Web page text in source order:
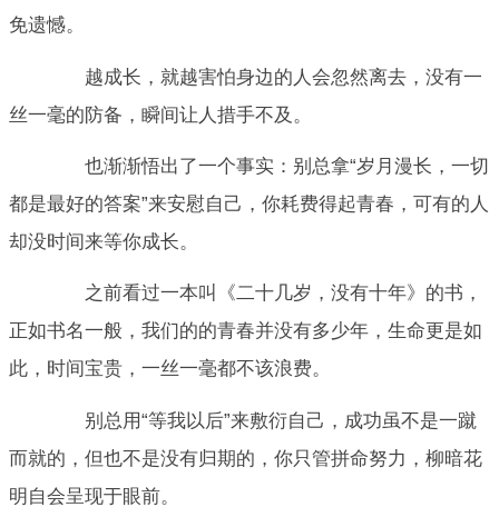
免遗憾。
越成长，就越害怕身边的人会忽然离去，没有一
丝一毫的防备，瞬间让人措手不及。
也渐渐悟出了一个事实：别总拿“岁月漫长，一切
都是最好的答案”来安慰自己，你耗费得起青春，可有的人
却没时间来等你成长。
之前看过一本叫《二十几岁，没有十年》的书，
正如书名一般，我们的的青春并没有多少年，生命更是如
此，时间宝贵，一丝一毫都不该浪费。
别总用“等我以后”来敷衍自己，成功虽不是一蹴
而就的，但也不是没有归期的，你只管拼命努力，柳暗花
明自会呈现于眼前。